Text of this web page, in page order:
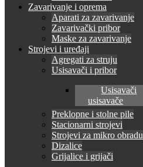
Zavarivanje i oprema
Aparati za zavarivanje
Zavarivački pribor
Maske za zavarivanje
Strojevi i uređaji
Agregati za struju
Usisavači i pribor
Usisavači
usisavače
Preklopne i stolne pile
Stacionarni strojevi
Strojevi za mikro obradu
Dizalice
Grijalice i grijači